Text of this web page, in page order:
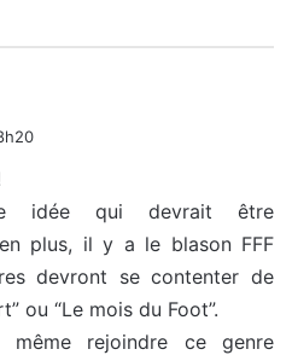
idée qui devrait être
plus, il y a le blason FFF
devront se contenter de
ou “Le mois du Foot”.
même rejoindre ce genre